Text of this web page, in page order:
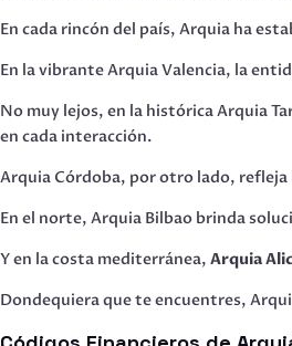
En cada rincón del país, Arquia ha
En la vibrante Arquia Valencia, la
No muy lejos, en la histórica Arquia
en cada interacción.
Arquia Córdoba, por otro lado,
En el norte, Arquia Bilbao brinda
Y en la costa mediterránea, Arquia
Dondequiera que te encuentres,